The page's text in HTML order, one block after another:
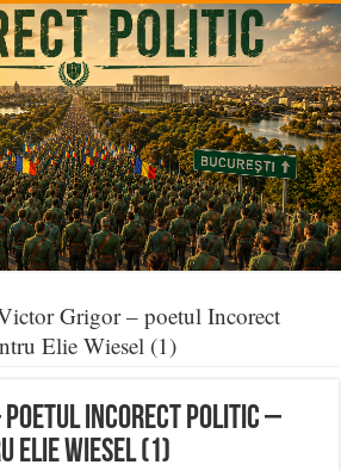
Grigor – poetul Incorect
Elie Wiesel (1)
poetul Incorect Politic –
Elie Wiesel (1)